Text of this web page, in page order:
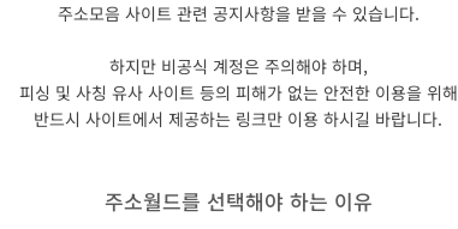
주소모음 사이트 관련 공지사항을 받을 수 있습니다.
하지만 비공식 계정은 주의해야 하며,
​피싱 및 사칭 유사 사이트 등의 피해가 없는 안전한 이용을 위해
반드시 사이트에서 제공하는 링크만 이용 하시길 바랍니다.
주소월드를 선택해야 하는 이유